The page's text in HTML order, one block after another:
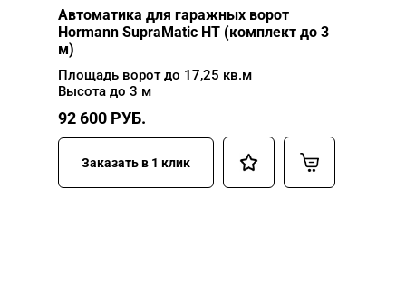
Автоматика для гаражных ворот
Hormann SupraMatic HT (комплект до 3
м)
Площадь ворот до 17,25 кв.м
Высота до 3 м
92 600 РУБ.
Заказать в 1 клик